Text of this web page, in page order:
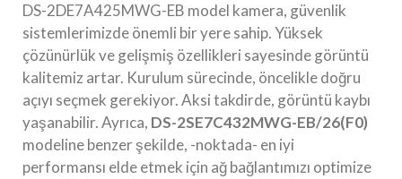
DS-2DE7A425MWG-EB model kamera, güvenlik
sistemlerimizde önemli bir yere sahip. Yüksek
çözünürlük ve gelişmiş özellikleri sayesinde görüntü
kalitemiz artar. Kurulum sürecinde, öncelikle doğru
açıyı seçmek gerekiyor. Aksi takdirde, görüntü kaybı
yaşanabilir. Ayrıca, DS-2SE7C432MWG-EB/26(F0)
modeline benzer şekilde, -noktada- en iyi
performansı elde etmek için ağ bağlantımızı optimize